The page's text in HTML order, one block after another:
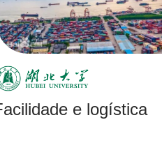
e logística